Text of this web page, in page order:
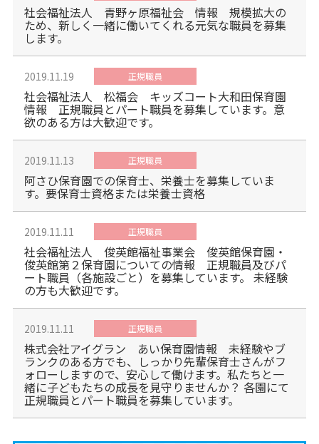
社会福祉法人 青野ヶ原福祉会 情報 規模拡大の
ため、新しく一緒に働いてくれる元気な職員を募集
します。
2019.11.19 正規職員
社会福祉法人 松福会 キッズコート大和田保育園
情報 正規職員とパート職員を募集しています。意
欲のある方は大歓迎です。
2019.11.13 正規職員
阿さひ保育園での保育士、栄養士を募集していま
す。要保育士資格または栄養士資格
2019.11.11 正規職員
社会福祉法人 俊英館福祉事業会 俊英館保育園・
俊英館第２保育園についての情報 正規職員及びパ
ート職員（各施設ごと）を募集しています。 未経験
の方も大歓迎です。
2019.11.11 正規職員
株式会社アイグラン あい保育園情報 未経験やブ
ランクのある方でも、しっかり先輩保育士さんがフ
ォローしますので、安心して働けます。私たちと一
緒に子どもたちの成長を見守りませんか？ 各園にて
正規職員とパート職員を募集しています。